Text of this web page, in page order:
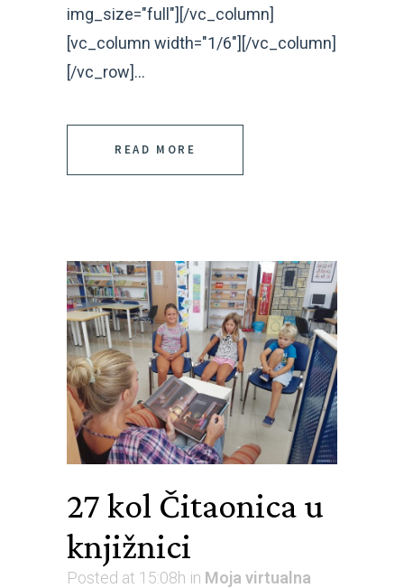
img_size="full"][/vc_column]
[vc_column width="1/6"][/vc_column]
[/vc_row]...
READ MORE
27 kol Čitaonica u
knjižnici
Posted at 15:08h in Moja virtualna